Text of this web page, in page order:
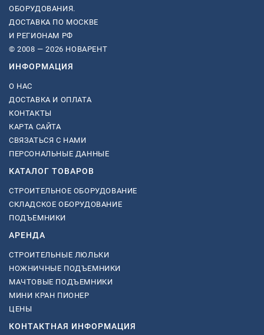
ОБОРУДОВАНИЯ.
ДОСТАВКА ПО МОСКВЕ
И РЕГИОНАМ РФ
© 2008 — 2026 НОВАРЕНТ
ИНФОРМАЦИЯ
О НАС
ДОСТАВКА И ОПЛАТА
КОНТАКТЫ
КАРТА САЙТА
СВЯЗАТЬСЯ С НАМИ
ПЕРСОНАЛЬНЫЕ ДАННЫЕ
КАТАЛОГ ТОВАРОВ
СТРОИТЕЛЬНОЕ ОБОРУДОВАНИЕ
СКЛАДСКОЕ ОБОРУДОВАНИЕ
ПОДЪЕМНИКИ
АРЕНДА
СТРОИТЕЛЬНЫЕ ЛЮЛЬКИ
НОЖНИЧНЫЕ ПОДЪЕМНИКИ
МАЧТОВЫЕ ПОДЪЕМНИКИ
МИНИ КРАН ПИОНЕР
ЦЕНЫ
КОНТАКТНАЯ ИНФОРМАЦИЯ